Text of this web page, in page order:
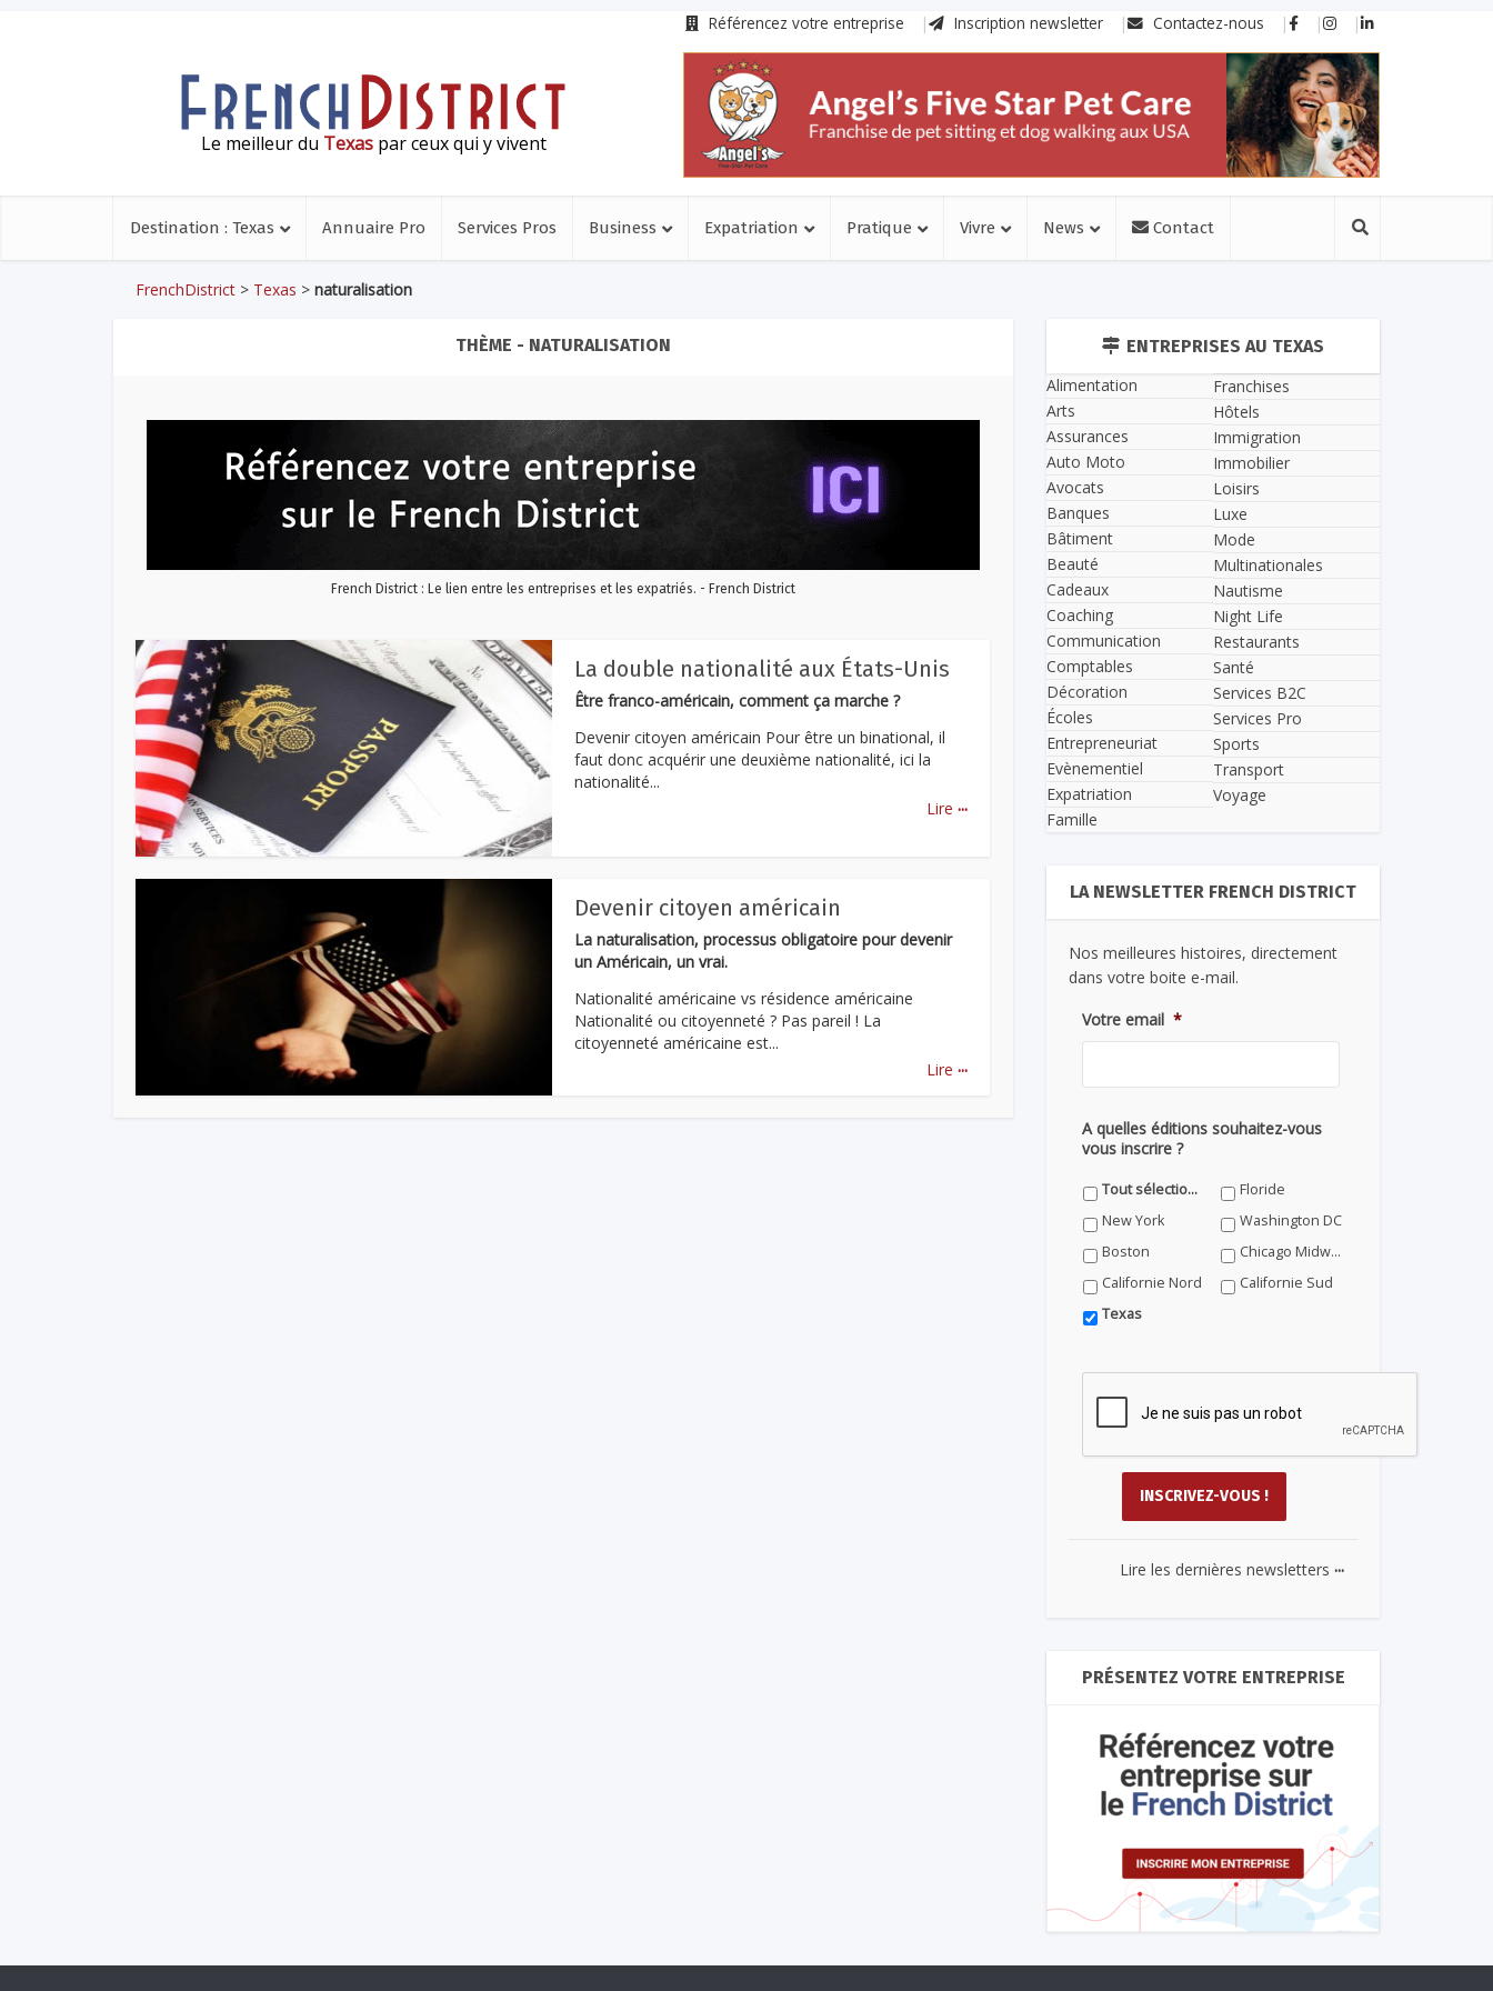
Référencez votre entreprise Inscription newsletter Contactez-nous
Le meilleur du Texaspar ceux qui y vivent
Destination : Texas Annuaire Pro Services Pros Business Expatriation Pratique Vivre News Contact
FrenchDistrict > Texas > naturalisation
THÈME - NATURALISATION
French District : Le lien entre les entreprises et les expatriés. - French District
La double nationalité aux États-Unis
Être franco-américain, comment ça marche ?
Devenir citoyen américain Pour être un binational, il
faut donc acquérir une deuxième nationalité, ici la
nationalité...
Lire ...
Devenir citoyen américain
La naturalisation, processus obligatoire pour devenir
un Américain, un vrai.
Nationalité américaine vs résidence américaine
Nationalité ou citoyenneté ? Pas pareil ! La
citoyenneté américaine est...
Lire ...
ENTREPRISES AU TEXAS
Alimentation
Arts
Assurances
Auto Moto
Avocats
Banques
Bâtiment
Beauté
Cadeaux
Coaching
Communication
Comptables
Décoration
Écoles
Entrepreneuriat
Evènementiel
Expatriation
Famille
Franchises
Hôtels
Immigration
Immobilier
Loisirs
Luxe
Mode
Multinationales
Nautisme
Night Life
Restaurants
Santé
Services B2C
Services Pro
Sports
Transport
Voyage
LA NEWSLETTER FRENCH DISTRICT
Nos meilleures histoires, directement
dans votre boite e-mail.
Votre email *
A quelles éditions souhaitez-vous
vous inscrire ?
Tout sélectionner
Floride
New York
Washington DC
Boston
Chicago Midwest
Californie Nord
Californie Sud
Texas
Lire les dernières newsletters ...
PRÉSENTEZ VOTRE ENTREPRISE